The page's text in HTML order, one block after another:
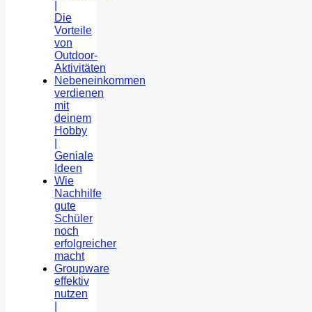
Die
Vorteile
von
Outdoor-
Aktivitäten
Nebeneinkommen
verdienen
mit
deinem
Hobby
Geniale
Ideen
Wie
Nachhilfe
gute
Schüler
noch
erfolgreicher
macht
Groupware
effektiv
nutzen